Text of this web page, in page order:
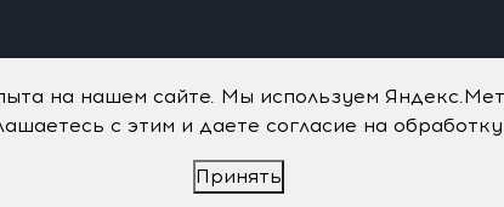
Политика обработки персональных данных
портала vkpress.ru, а также на исходные данные, включая
на нашем сайте. Мы используем
с этим и даете согласие на
Принять